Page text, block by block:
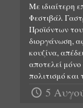
Με ιδιαίτερη
Φεστιβάλ
Προϊόντων
διοργάνωση,
κουζίνα,
αποτελεί
πολιτισμό
5